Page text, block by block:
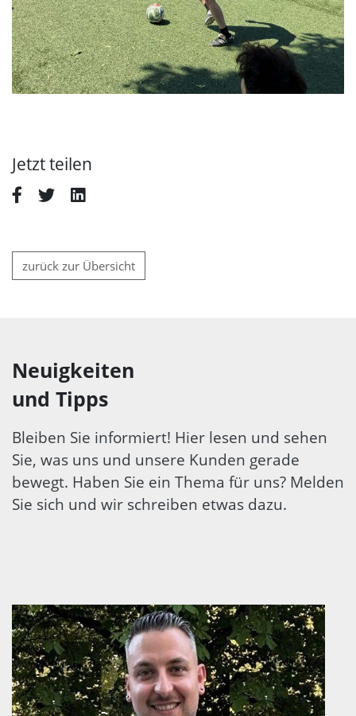
Jetzt teilen
zurück zur Übersicht
Neuigkeiten
und Tipps
Bleiben Sie informiert! Hier lesen und sehen
Sie, was uns und unsere Kunden gerade
bewegt. Haben Sie ein Thema für uns? Melden
Sie sich und wir schreiben etwas dazu.